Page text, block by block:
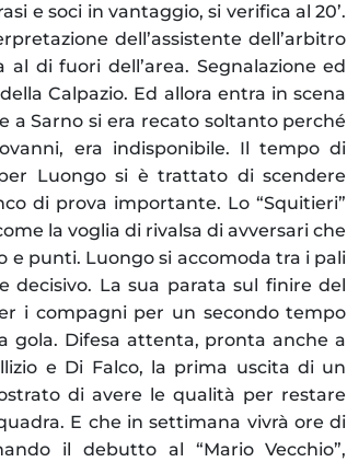
e soci in vantaggio, si verifica al 20’.
dell’assistente dell’arbitro
al di fuori dell’area. Segnalazione ed
Calpazio. Ed allora entra in scena
a Sarno si era recato soltanto perché
era indisponibile. Il tempo di
Luongo si è trattato di scendere
di prova importante. Lo “Squitieri”
la voglia di rivalsa di avversari che
e punti. Luongo si accomoda tra i pali
decisivo. La sua parata sul finire del
i compagni per un secondo tempo
gola. Difesa attenta, pronta anche a
e Di Falco, la prima uscita di un
di avere le qualità per restare
E che in settimana vivrà ore di
il debutto al “Mario Vecchio”,